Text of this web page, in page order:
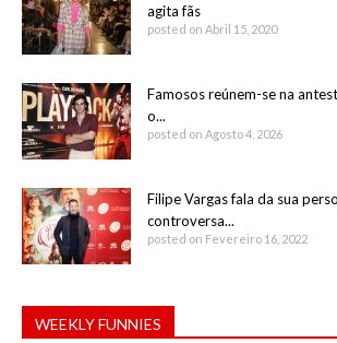
agita fãs
posted on Abril 15, 2020
Famosos reúnem-se na
o...
posted on Agosto 4, 2026
Filipe Vargas fala da sua
controversa...
posted on Fevereiro 16, 2022
WEEKLY FUNNIES